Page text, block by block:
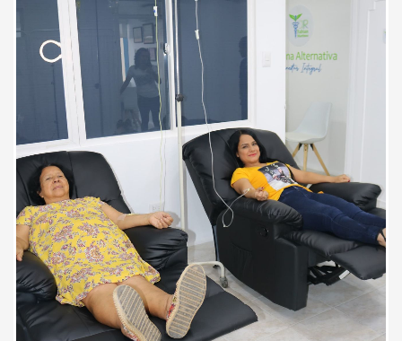
Muy buena la atención muy
especifico . Muy dedicado al
paciente.
Paciente
Muy bueno todo, incluyendo el
resultado del tratamiento.